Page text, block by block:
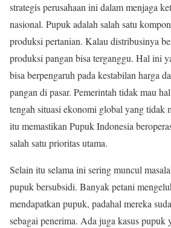
strategis perusahaan ini dalam menjaga
nasional. Pupuk adalah salah satu
produksi pertanian. Kalau distribusinya
produksi pangan bisa terganggu. Hal ini
bisa berpengaruh pada kestabilan harga
pangan di pasar. Pemerintah tidak mau
tengah situasi ekonomi global yang tidak
itu memastikan Pupuk Indonesia
salah satu prioritas utama.
Selain itu selama ini sering muncul
pupuk bersubsidi. Banyak petani
mendapatkan pupuk, padahal mereka
sebagai penerima. Ada juga kasus pupuk